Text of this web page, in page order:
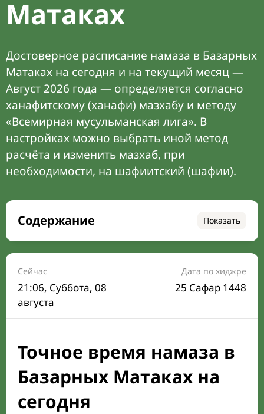
Матаках
Достоверное расписание намаза в Базарных
Матаках на сегодня и на текущий месяц —
Август 2026 года — определяется согласно
ханафитскому (ханафи) мазхабу и методу
«Всемирная мусульманская лига». В
настройках можно выбрать иной метод
расчёта и изменить мазхаб, при
необходимости, на шафиитский (шафии).
Содержание Показать
Время намаза на сегодня
Расписание на месяц
Время Сухура и Ифтара на сегодня
Календарь рамадана
Мечети и молельные комнаты
Направление киблы
Сейчас
21:06, Суббота, 08
августа
Дата по хиджре
25 Сафар 1448
Точное время намаза в
Базарных Матаках на
сегодня